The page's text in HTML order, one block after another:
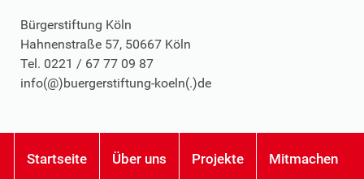
Bürgerstiftung Köln
Hahnenstraße 57, 50667 Köln
Tel. 0221 / 67 77 09 87
info(@)buergerstiftung-koeln(.)de
Startseite Über uns Projekte Mitmachen